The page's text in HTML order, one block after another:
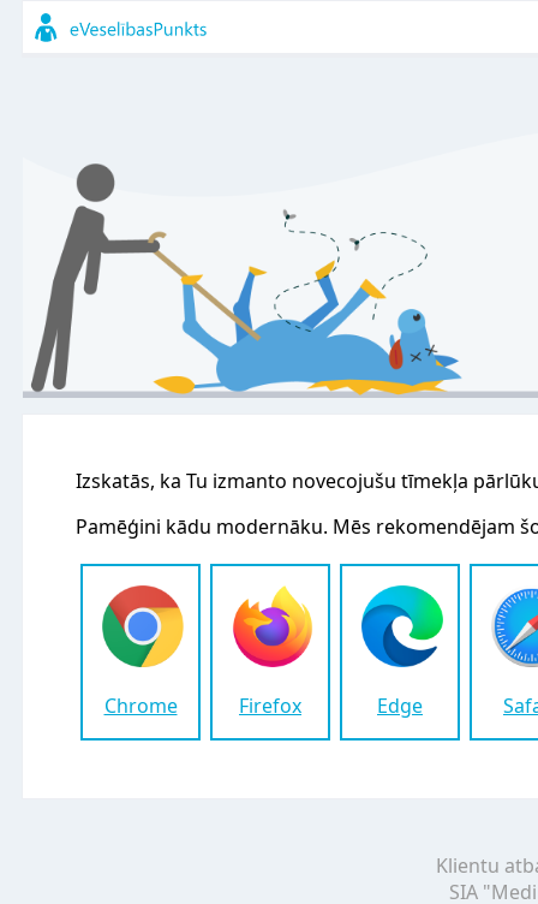
Izskatās, ka Tu izmanto novecojušu tīmekļa
Pamēģini kādu modernāku. Mēs rekomendējam
Chrome Firefox Edge
Klientu
SIA